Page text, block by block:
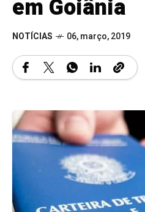
em Goiânia
NOTÍCIAS 06, março, 2019